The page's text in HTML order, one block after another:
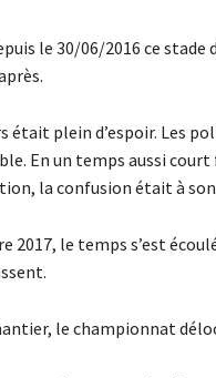
le 30/06/2016 ce stade
était plein d’espoir. Les
En un temps aussi court
la confusion était à
2017, le temps s’est
le championnat